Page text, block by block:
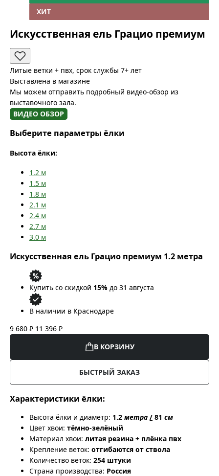
ХИТ
Искусственная ель Грацио премиум
Литые ветки + пвх, срок службы 7+ лет
Выставлена в магазине
Мы можем отправить подробный видео-обзор из
выставочного зала.
ВИДЕО ОБЗОР
Выберите параметры ёлки
Высота ёлки:
1.2 м
1.5 м
1.8 м
2.1 м
2.4 м
2.7 м
3.0 м
Искусственная ель Грацио премиум 1.2 метра
Купить со скидкой 15% до 31 августа
В наличии в Краснодаре
9 680 ₽ 11 396 ₽
В КОРЗИНУ
БЫСТРЫЙ ЗАКАЗ
Характеристики ёлки:
Высота ёлки и диаметр: 1.2 метра / 81 см
Цвет хвои: тёмно-зелёный
Материал хвои: литая резина + плёнка пвх
Крепление веток: отгибаются от ствола
Количество веток: 254 штуки
Страна производства: Россия